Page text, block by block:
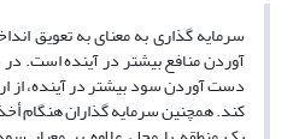
سرمایه گذاری به معنای به تعویق
آوردن منافع بیشتر در آینده است.
دست آوردن سود بیشتر در آینده،
کند. همچنین سرمایه گذاران هنگام